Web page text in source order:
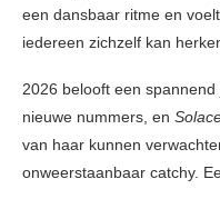
een dansbaar ritme en
iedereen zichzelf kan
2026 belooft een
nieuwe nummers, en
van haar kunnen
onweerstaanbaar catchy.